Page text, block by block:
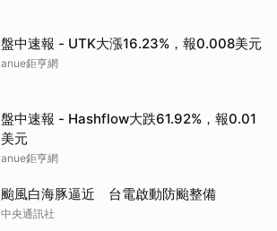
盤中速報 - UTK大漲16.23%，報0.008美元
anue鉅亨網
盤中速報 - Hashflow大跌61.92%，報0.01
美元
anue鉅亨網
颱風白海豚逼近 台電啟動防颱整備
中央通訊社